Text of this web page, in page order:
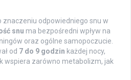
znaczeniu odpowiedniego snu w
snu ma bezpośredni wpływ na
oraz ogólne samopoczucie.
od 7 do 9 godzin każdej nocy,
wspiera zarówno metabolizm, jak